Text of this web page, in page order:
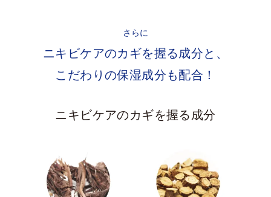
さらに
ニキビケアのカギを握る成分と、
こだわりの保湿成分も配合！
ニキビケアのカギを握る成分